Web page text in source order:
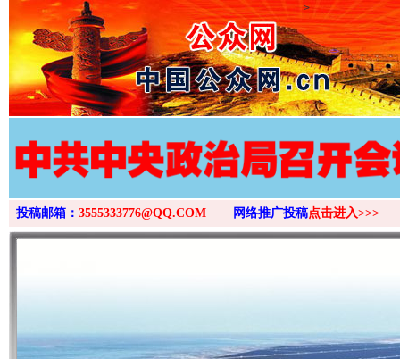
>
投稿邮箱： 3555333776@QQ.COM 网络推广投稿点击进入>>>